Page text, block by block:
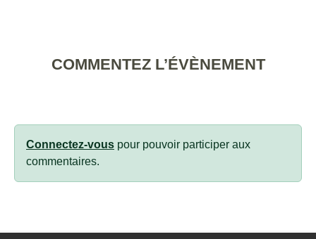
COMMENTEZ L’ÉVÈNEMENT
Connectez-vous pour pouvoir participer aux
commentaires.